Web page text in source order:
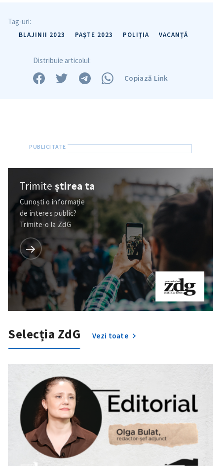
in English
Tag-uri:
BLAJINII 2023 PAȘTE 2023 POLIȚIA VACANȚĂ
Distribuie articolul:
Copiază Link
Trimiteștirea ta
Cunoști o informație
de interes public?
Trimite-o la ZdG
Selecția ZdG Vezi toate